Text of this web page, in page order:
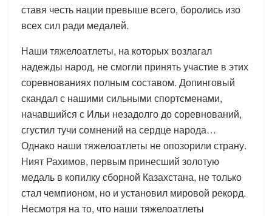
ставя честь нации превыше всего, боролись изо
всех сил ради медалей.
Наши тяжелоатлеты, на которых возлагал
надежды народ, не смогли принять участие в этих
соревнованиях полным составом. Допинговый
скандал с нашими сильными спортсменами,
начавшийся с Ильи незадолго до соревнований,
сгустил тучи сомнений на сердце народа…
Однако наши тяжелоатлеты не опозорили страну.
Ният Рахимов, первым принесший золотую
медаль в копилку сборной Казахстана, не только
стал чемпионом, но и установил мировой рекорд.
Несмотря на то, что наши тяжелоатлеты